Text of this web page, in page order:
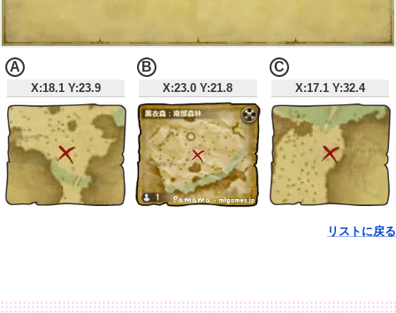
X:18.1 Y:23.9
A
X:23.0 Y:21.8
B
X:17.1 Y:32.4
C
リストに戻る